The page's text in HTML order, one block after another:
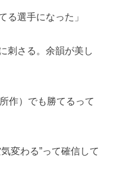
る選手になった」
刺さる。余韻が美し
作）でも勝てるって
変わる”って確信して